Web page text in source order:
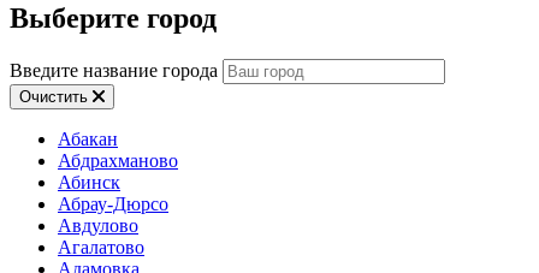
Выберите город
Введите название города
Очистить
Абакан
Абдрахманово
Абинск
Абрау-Дюрсо
Авдулово
Агалатово
Адамовка